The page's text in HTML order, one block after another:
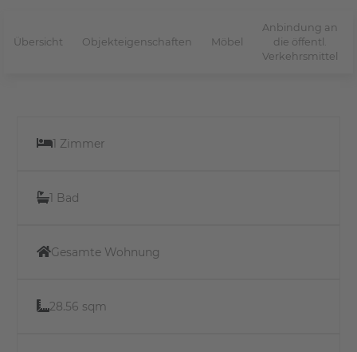
Übersicht Objekteigenschaften Möbel
Anbindung an
die öffentl.
Verkehrsmittel
1 Zimmer
1 Bad
Gesamte Wohnung
28.56 sqm